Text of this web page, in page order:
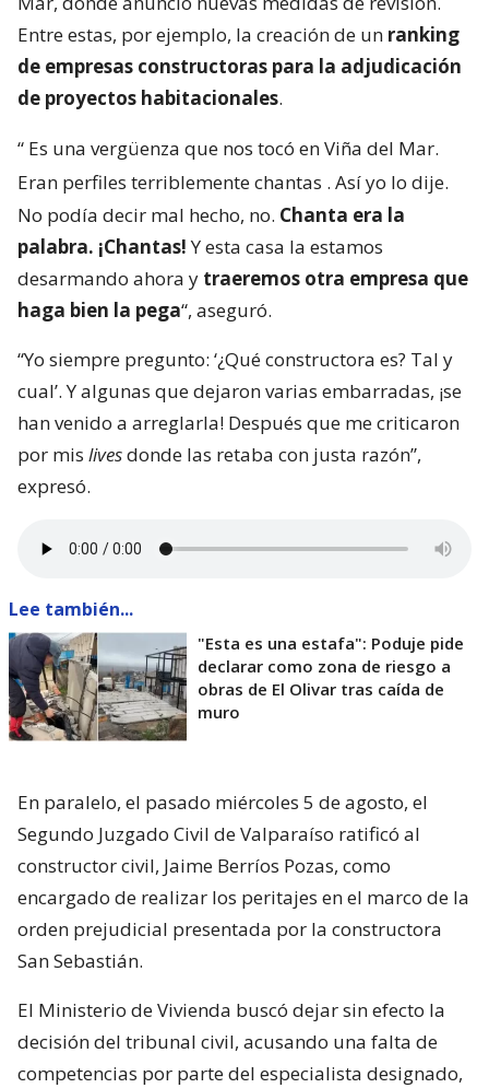
Entre estas, por ejemplo, la creación de un ranking
de empresas constructoras para la adjudicación
de proyectos habitacionales.
“ Es una vergüenza que nos tocó en Viña del Mar.
Eran perfiles terriblemente chantas . Así yo lo dije.
No podía decir mal hecho, no. Chanta era la
palabra. ¡Chantas!Y esta casa la estamos
desarmando ahora y traeremos otra empresa que
haga bien la pega“, aseguró.
“Yo siempre pregunto: ‘¿Qué constructora es? Tal y
cual’. Y algunas que dejaron varias embarradas, ¡se
han venido a arreglarla! Después que me criticaron
por mis livesdonde las retaba con justa razón”,
expresó.
Lee también...
"Esta es una estafa": Poduje pide
declarar como zona de riesgo a
obras de El Olivar tras caída de
muro
En paralelo, el pasado miércoles 5 de agosto, el
Segundo Juzgado Civil de Valparaíso ratificó al
constructor civil, Jaime Berríos Pozas, como
encargado de realizar los peritajes en el marco de la
orden prejudicial presentada por la constructora
San Sebastián.
El Ministerio de Vivienda buscó dejar sin efecto la
decisión del tribunal civil, acusando una falta de
competencias por parte del especialista designado,